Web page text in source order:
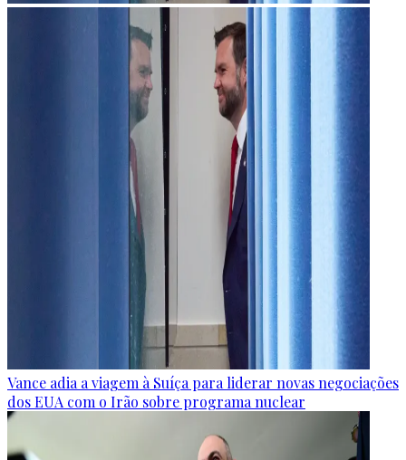
Vance adia a viagem à Suíça para liderar novas negociações
dos EUA com o Irão sobre programa nuclear